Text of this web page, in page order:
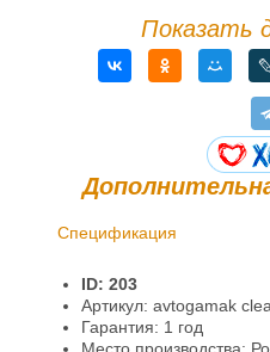
Показать
Спецификация
Гарантии и возврат
Информация
ID: 203
Артикул: avtogamak
Гарантия: 1 год